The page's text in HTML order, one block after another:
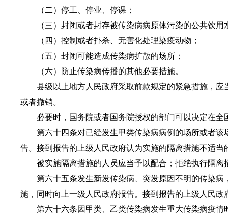
（二）停工、停业、停课；
（三）封闭或者封存被传染病病原体污染的公共饮用
（四）控制或者扑杀、无害化处理染疫动物；
（五）封闭可能造成传染病扩散的场所；
（六）防止传染病传播的其他必要措施。
县级以上地方人民政府采取前款规定的紧急措施，应
或者撤销。
必要时，国务院或者国务院授权的部门可以决定在全
第六十四条对已经发生甲类传染病病例的场所或者该
告。接到报告的上级人民政府认为实施的隔离措施不适当
被实施隔离措施的人员应当予以配合；拒绝执行隔离
第六十五条发生新发传染病、突发原因不明的传染病
施，同时向上一级人民政府报告。接到报告的上级人民
第六十六条因甲类、乙类传染病发生重大传染病疫情